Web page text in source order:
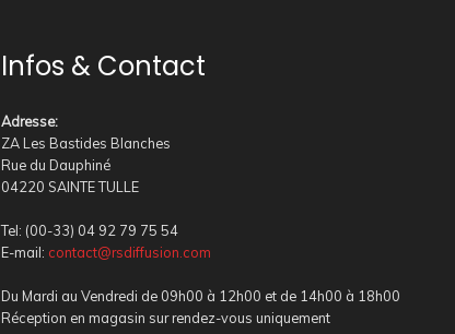
Infos & Contact
Adresse:
ZA Les Bastides Blanches
Rue du Dauphiné
04220 SAINTE TULLE
Tel: (00-33) 04 92 79 75 54
E-mail: contact@rsdiffusion.com
Du Mardi au Vendredi de 09h00 à 12h00 et de 14h00 à 18h00
Réception en magasin sur rendez-vous uniquement